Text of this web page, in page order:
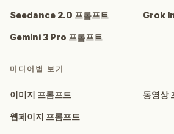
Seedance 2.0 프롬프트 Grok
Gemini 3 Pro 프롬프트
미디어별 보기
이미지 프롬프트 동영상
웹페이지 프롬프트